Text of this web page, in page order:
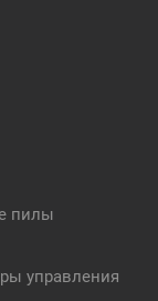
пилы
управления